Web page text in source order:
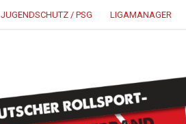
JUGENDSCHUTZ / PSG LIGAMANAGER